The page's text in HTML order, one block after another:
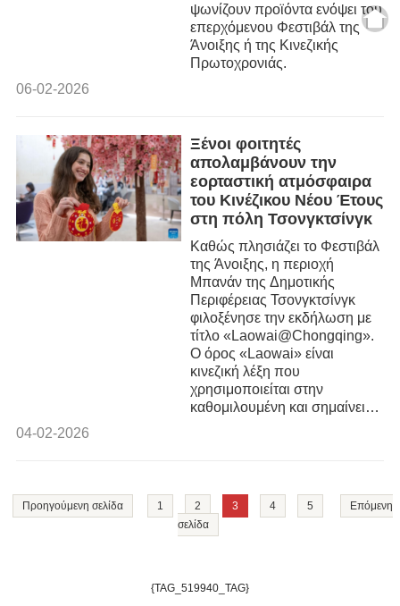
ψωνίζουν προϊόντα ενόψει του
επερχόμενου Φεστιβάλ της
Άνοιξης ή της Κινεζικής
Πρωτοχρονιάς.
06-02-2026
Ξένοι φοιτητές
απολαμβάνουν την
εορταστική ατμόσφαιρα
του Κινέζικου Νέου Έτους
στη πόλη Τσονγκτσίνγκ
Καθώς πλησιάζει το Φεστιβάλ
της Άνοιξης, η περιοχή
Μπανάν της Δημοτικής
Περιφέρειας Τσονγκτσίνγκ
φιλοξένησε την εκδήλωση με
τίτλο «Laowai@Chongqing».
Ο όρος «Laowai» είναι
κινεζική λέξη που
χρησιμοποιείται στην
καθομιλουμένη και σημαίνει
04-02-2026
Προηγούμενη σελίδα 1 2 3 4 5
Επόμενη
σελίδα
{TAG_519940_TAG}